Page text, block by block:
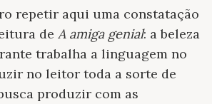
repetir aqui uma constatação
de A amiga genial: a beleza
trabalha a linguagem no
no leitor toda a sorte de
produzir com as